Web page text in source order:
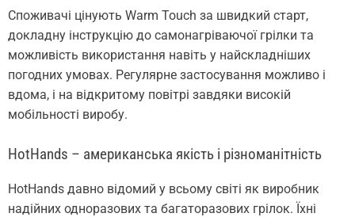
Споживачі цінують Warm Touch за швидкий старт,
докладну інструкцію до самонагріваючої грілки та
можливість використання навіть у найскладніших
погодних умовах. Регулярне застосування можливо і
вдома, і на відкритому повітрі завдяки високій
мобільності виробу.
HotHands – американська якість і різноманітність
HotHands давно відомий у всьому світі як виробник
надійних одноразових та багаторазових грілок. Їхні